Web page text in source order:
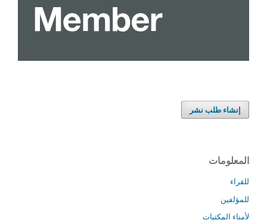
إنشاء طلب نشر
المعلومات
للقراء
للمؤلفين
لأمناء المكتبات